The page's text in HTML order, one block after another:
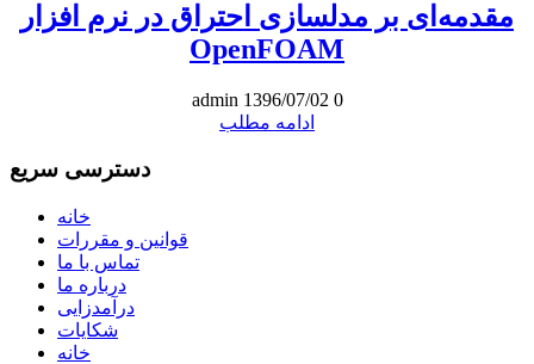
مقدمه‌ای بر مدلسازی احتراق در نرم‌ افزار
OpenFOAM
admin 1396/07/02 0
ادامه مطلب
دسترسی سریع
خانه
قوانین و مقررات
تماس با ما
درباره ما
درآمدزایی
شکایات
خانه